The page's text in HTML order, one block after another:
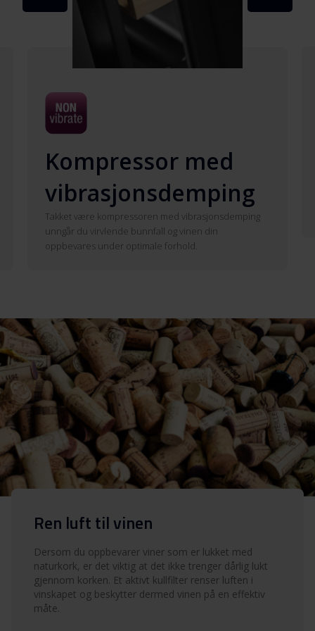
Kompressor med
vibrasjonsdemping
Takket være kompressoren med vibrasjonsdemping
unngår du virvlende bunnfall og vinen din
oppbevares under optimale forhold.
Ren luft til vinen
Dersom du oppbevarer viner som er lukket med
naturkork, er det viktig at det ikke trenger dårlig lukt
gjennom korken. Et aktivt kullfilter renser luften i
vinskapet og beskytter dermed vinen på en effektiv
måte.